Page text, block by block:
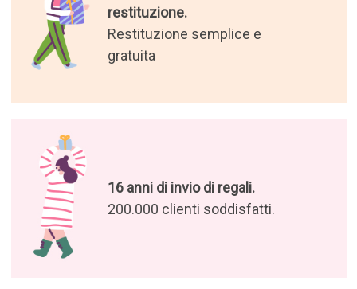
restituzione.
Restituzione semplice e
gratuita
16 anni di invio di regali.
200.000 clienti soddisfatti.